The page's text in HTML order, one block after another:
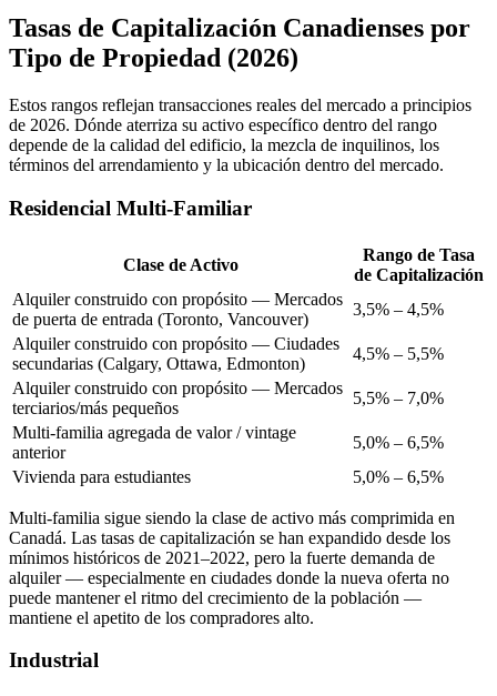
Tasas de Capitalización Canadienses por
Tipo de Propiedad (2026)
Estos rangos reflejan transacciones reales del mercado a principios
de 2026. Dónde aterriza su activo específico dentro del rango
depende de la calidad del edificio, la mezcla de inquilinos, los
términos del arrendamiento y la ubicación dentro del mercado.
Residencial Multi-Familiar
Clase de Activo
Rango de Tasa
de Capitalización
Alquiler construido con propósito — Mercados
de puerta de entrada (Toronto, Vancouver)
3,5% – 4,5%
Alquiler construido con propósito — Ciudades
secundarias (Calgary, Ottawa, Edmonton)
4,5% – 5,5%
Alquiler construido con propósito — Mercados
terciarios/más pequeños
5,5% – 7,0%
Multi-familia agregada de valor / vintage
anterior
5,0% – 6,5%
Vivienda para estudiantes
5,0% – 6,5%
Multi-familia sigue siendo la clase de activo más comprimida en
Canadá. Las tasas de capitalización se han expandido desde los
mínimos históricos de 2021–2022, pero la fuerte demanda de
alquiler — especialmente en ciudades donde la nueva oferta no
puede mantener el ritmo del crecimiento de la población —
mantiene el apetito de los compradores alto.
Industrial